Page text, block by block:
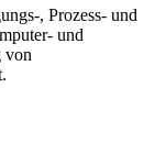
, Prozess- und
und
von